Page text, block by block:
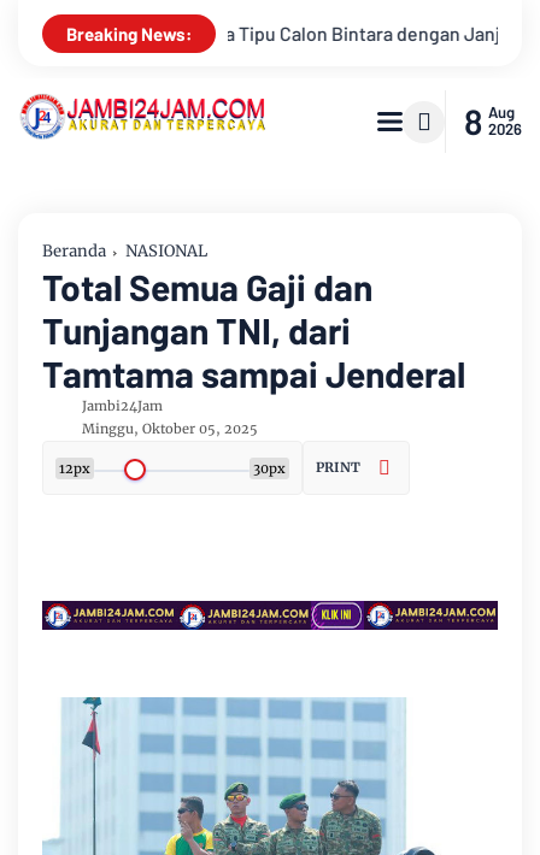
Breaking News:
dengan Janji Kelulusan Konsisten Alirkan
8 Aug
2026
Beranda NASIONAL
Total Semua Gaji dan
Tunjangan TNI, dari
Tamtama sampai Jenderal
Jambi24Jam
Minggu, Oktober 05, 2025
12px 30px PRINT